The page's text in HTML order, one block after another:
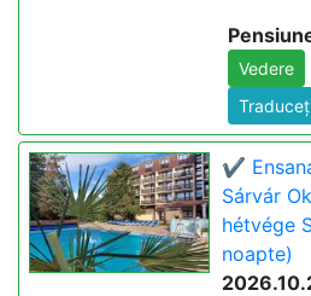
Vedere
✔️
Sárvár
hétvége
noapte)